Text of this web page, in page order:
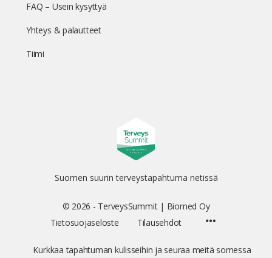
FAQ – Usein kysyttyä
Yhteys & palautteet
Tiimi
Suomen suurin terveystapahtuma netissä
© 2026 - TerveysSummit | Biomed Oy
Tietosuojaseloste
Tilausehdot
Kurkkaa tapahtuman kulisseihin ja seuraa meitä somessa